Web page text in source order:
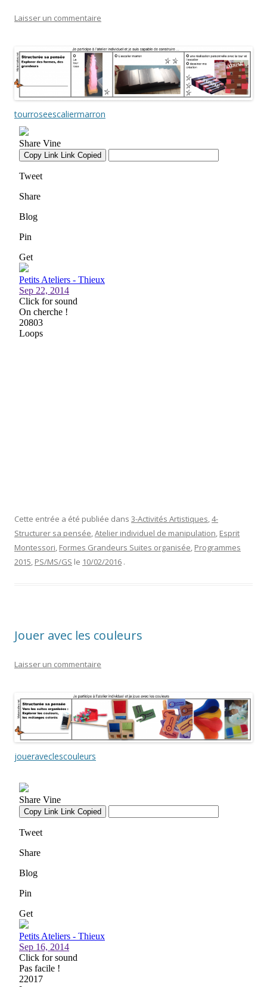
Laisser un commentaire
tourroseescaliermarron
Cette entrée a été publiée dans 3-Activités Artistiques,4-
Structurer sa pensée,Atelier individuel de manipulation, Esprit
Montessori, Formes Grandeurs Suites organisée, Programmes
2015, PS/MS/GS le 10/02/2016 .
Jouer avec les couleurs
Laisser un commentaire
joueraveclescouleurs